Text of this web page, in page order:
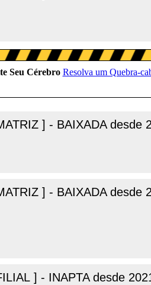
] - BAIXADA desde
] - BAIXADA desde
] - INAPTA desde